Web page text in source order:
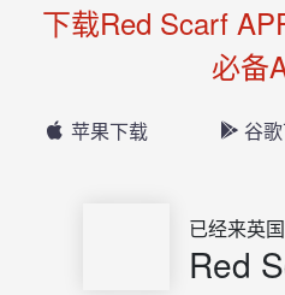
下载Red Scarf
必备
苹果下载 谷
已经来英
Red